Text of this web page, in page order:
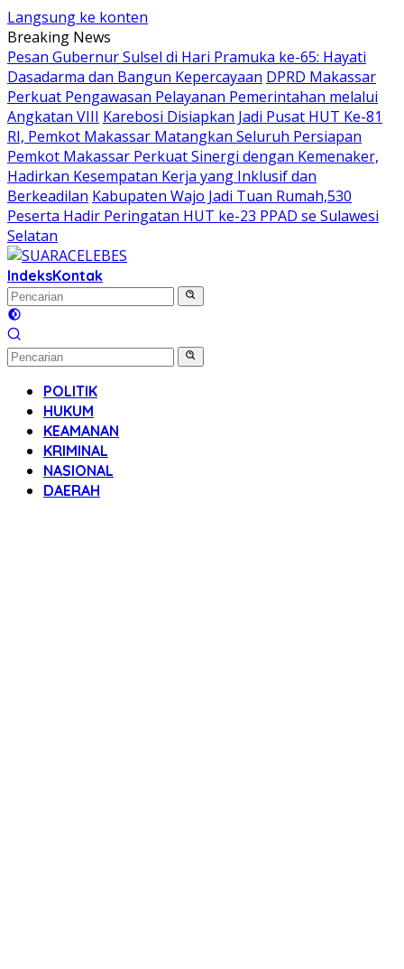
Langsung ke konten
Breaking News
Pesan Gubernur Sulsel di Hari Pramuka ke-65: Hayati
Dasadarma dan Bangun Kepercayaan DPRD Makassar
Perkuat Pengawasan Pelayanan Pemerintahan melalui
Angkatan VIII Karebosi Disiapkan Jadi Pusat HUT Ke-81
RI, Pemkot Makassar Matangkan Seluruh Persiapan
Pemkot Makassar Perkuat Sinergi dengan Kemenaker,
Hadirkan Kesempatan Kerja yang Inklusif dan
Berkeadilan Kabupaten Wajo Jadi Tuan Rumah,530
Peserta Hadir Peringatan HUT ke-23 PPAD se Sulawesi
Selatan
IndeksKontak
POLITIK
HUKUM
KEAMANAN
KRIMINAL
NASIONAL
DAERAH